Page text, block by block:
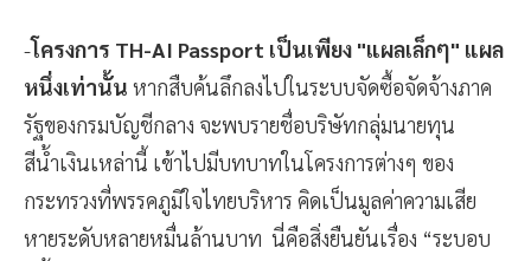
-โครงการ TH-AI Passport เป็นเพียง "แผลเล็กๆ" แผล
หนึ่งเท่านั้น หากสืบค้นลึกลงไปในระบบจัดซื้อจัดจ้างภาค
รัฐของกรมบัญชีกลาง จะพบรายชื่อบริษัทกลุ่มนายทุน
สีน้ำเงินเหล่านี้ เข้าไปมีบทบาทในโครงการต่างๆ ของ
กระทรวงที่พรรคภูมิใจไทยบริหาร คิดเป็นมูลค่าความเสีย
หายระดับหลายหมื่นล้านบาท นี่คือสิ่งยืนยันเรื่อง “ระบอบ